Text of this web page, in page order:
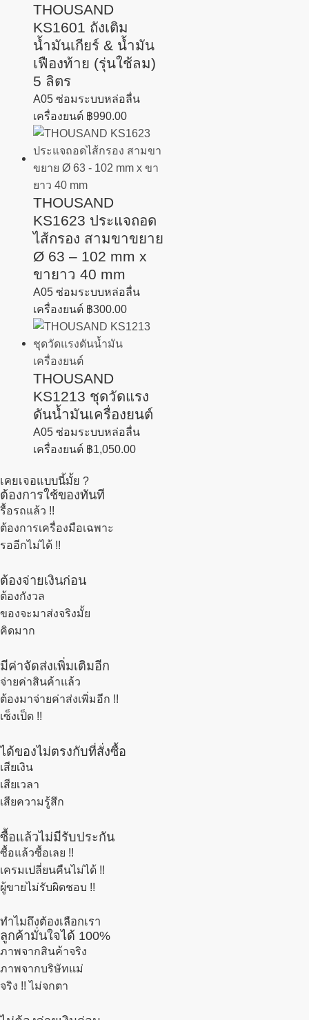
THOUSAND
KS1601 ถังเติม
น้ำมันเกียร์ & น้ำมัน
เฟืองท้าย (รุ่นใช้ลม)
5 ลิตร
A05 ซ่อมระบบหล่อลื่น
เครื่องยนต์ ฿990.00
THOUSAND
KS1623 ประแจถอด
ไส้กรอง สามขาขยาย
Ø 63 – 102 mm x
ขายาว 40 mm
A05 ซ่อมระบบหล่อลื่น
เครื่องยนต์ ฿300.00
THOUSAND
KS1213 ชุดวัดแรง
ดันน้ำมันเครื่องยนต์
A05 ซ่อมระบบหล่อลื่น
เครื่องยนต์ ฿1,050.00
เคยเจอแบบนี้มั้ย ?
ต้องการใช้ของทันที
รื้อรถแล้ว !!
ต้องการเครื่องมือเฉพาะ
รออีกไม่ได้ !!
ต้องจ่ายเงินก่อน
ต้องกังวล
ของจะมาส่งจริงมั้ย
คิดมาก
มีค่าจัดส่งเพิ่มเติมอีก
จ่ายค่าสินค้าแล้ว
ต้องมาจ่ายค่าส่งเพิ่มอีก !!
เซ็งเป็ด !!
ได้ของไม่ตรงกับที่สั่งซื้อ
เสียเงิน
เสียเวลา
เสียความรู้สึก
ซื้อแล้วไม่มีรับประกัน
ซื้อแล้วซื้อเลย !!
เครมเปลี่ยนคืนไม่ได้ !!
ผู้ขายไม่รับผิดชอบ !!
ทำไมถึงต้องเลือกเรา
ลูกค้ามั่นใจได้ 100%
ภาพจากสินค้าจริง
ภาพจากบริษัทแม่
จริง !! ไม่จกตา